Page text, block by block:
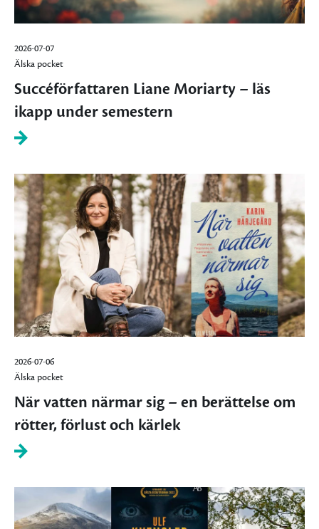
2026-07-07
Älska pocket
Succéförfattaren Liane Moriarty – läs
ikapp under semestern
2026-07-06
Älska pocket
När vatten närmar sig – en berättelse om
rötter, förlust och kärlek